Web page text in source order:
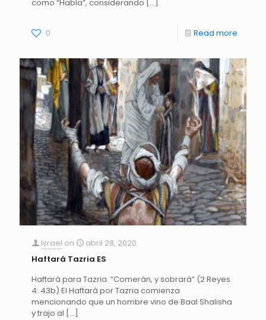
como “Habla”, considerando […]
0 Read more
Israel on
abril 28, 2020
Haftará Tazria ES
Haftará para Tazria. “Comerán, y sobrará” (2 Reyes
4: 43b) El Haftará por Tazria comienza
mencionando que un hombre vino de Baal Shalisha
y trajo al […]